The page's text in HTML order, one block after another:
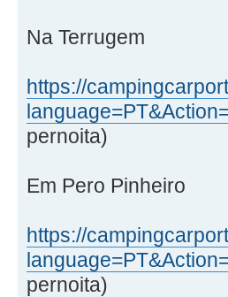
Na Terrugem
https://
pernoita)
Em Pero Pinheiro
https://
pernoita)